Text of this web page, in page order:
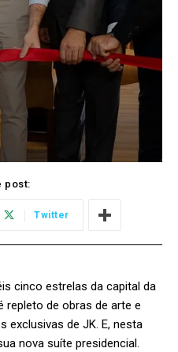
post:
Twitter
cinco estrelas da capital da
repleto de obras de arte e
exclusivas de JK. E, nesta
nova suíte presidencial.